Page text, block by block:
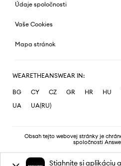
Údaje spoločnosti
Vaše Cookies
Mapa stránok
WEARETHEANSWEAR IN:
BG CY CZ GR HR HU
UA
UA(RU)
Obsah tejto webovej stránky je
spoločnosti
Stiahnite si aplikáciu a